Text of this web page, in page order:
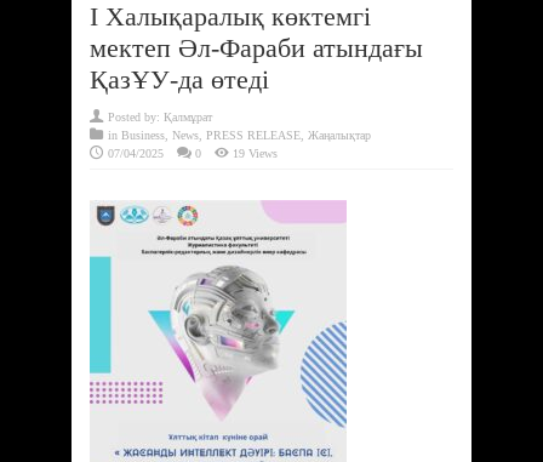
І Халықаралық көктемгі
мектеп Әл-Фараби атындағы
ҚазҰУ-да өтеді
Posted by: Қалмұрат
in Business News PRESS RELEASE Жаңалықтар
07/04/2025
0 19 Views